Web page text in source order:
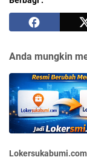
Anda mungkin